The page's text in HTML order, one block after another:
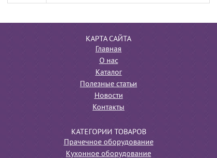
КАРТА САЙТА
Главная
О нас
Каталог
Полезные статьи
Новости
Контакты
КАТЕГОРИИ ТОВАРОВ
Прачечное оборудование
Кухонное оборудование